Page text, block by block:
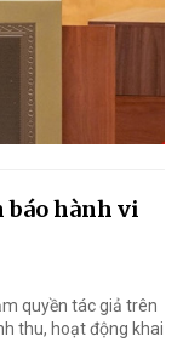
báo hành vi
quyền tác giả trên
thu, hoạt động khai